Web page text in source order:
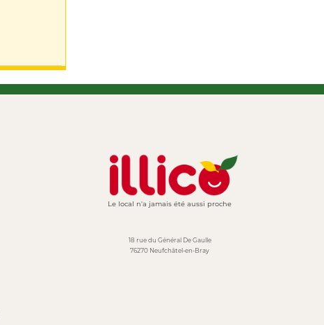
Le local n'a jamais été aussi proche
18 rue du Général De Gaulle
76270 Neufchâtel-en-Bray